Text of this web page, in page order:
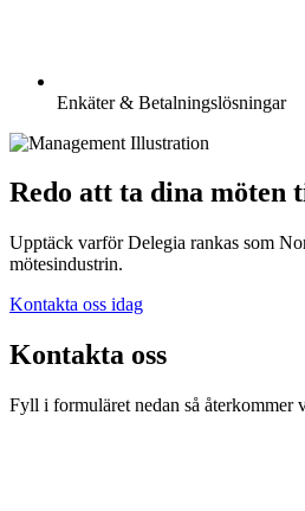
Enkäter & Betalningslösningar
Redo att ta dina möten
Upptäck varför Delegia rankas som
mötesindustrin.
Kontakta oss idag
Kontakta oss
Fyll i formuläret nedan så återkommer